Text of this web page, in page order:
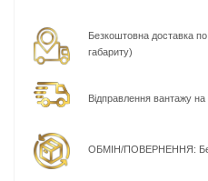
Безкоштовна доставка по
габариту)
Відправлення вантажу
ОБМІН/ПОВЕРНЕННЯ: Без